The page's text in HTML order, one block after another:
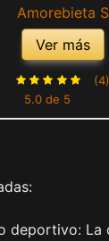
Amorebieta S
Ver más
5.0 de 5
(4)
deportivo: La